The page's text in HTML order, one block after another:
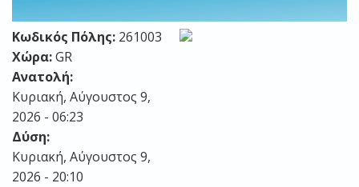
Κωδικός Πόλης: 261003
Χώρα:GR
Ανατολή:
Κυριακή, Αύγουστος 9,
2026 - 06:23
Δύση:
Κυριακή, Αύγουστος 9,
2026 - 20:10